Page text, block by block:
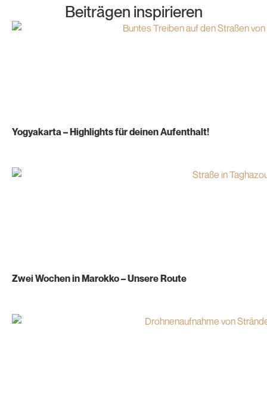
Beiträgen inspirieren
Yogyakarta – Highlights für deinen Aufenthalt!
Zwei Wochen in Marokko – Unsere Route